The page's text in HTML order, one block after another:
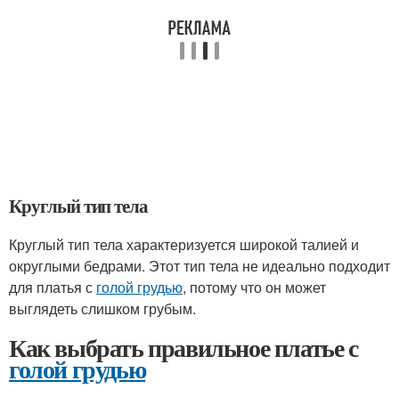
Круглый тип тела
Круглый тип тела характеризуется широкой талией и
округлыми бедрами. Этот тип тела не идеально подходит
для платья с голой грудью, потому что он может
выглядеть слишком грубым.
Как выбрать правильное платье с
голой грудью